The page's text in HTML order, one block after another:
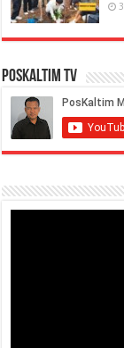
PosKaltim TV